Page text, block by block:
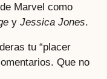
Marvel como
y Jessica Jones.
tu “placer
Que no